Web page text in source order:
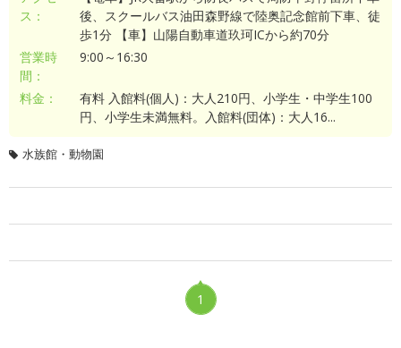
ス：
後、スクールバス油田森野線で陸奥記念館前下車、徒
歩1分 【車】山陽自動車道玖珂ICから約70分
営業時
間：
9:00～16:30
料金：
有料 入館料(個人)：大人210円、小学生・中学生100
円、小学生未満無料。入館料(団体)：大人16...
水族館・動物園
1